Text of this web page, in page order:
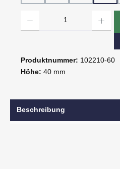
Produktnummer: 102210-60
Höhe: 40 mm
Beschreibung